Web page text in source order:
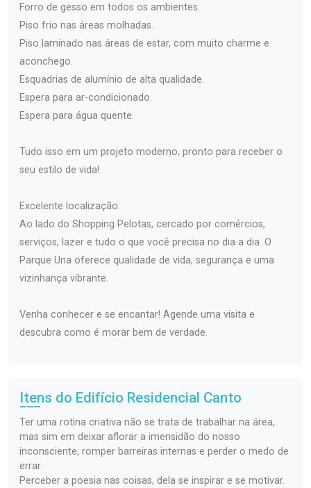
Forro de gesso em todos os ambientes.
Piso frio nas áreas molhadas.
Piso laminado nas áreas de estar, com muito charme e
aconchego.
Esquadrias de alumínio de alta qualidade.
Espera para ar-condicionado.
Espera para água quente.
Tudo isso em um projeto moderno, pronto para receber o
seu estilo de vida!
Excelente localização:
Ao lado do Shopping Pelotas, cercado por comércios,
serviços, lazer e tudo o que você precisa no dia a dia. O
Parque Una oferece qualidade de vida, segurança e uma
vizinhança vibrante.
Venha conhecer e se encantar! Agende uma visita e
descubra como é morar bem de verdade.
Itens do Edifício Residencial Canto
Ter uma rotina criativa não se trata de trabalhar na área,
mas sim em deixar aflorar a imensidão do nosso
inconsciente, romper barreiras internas e perder o medo de
errar.
Perceber a poesia nas coisas, dela se inspirar e se motivar.